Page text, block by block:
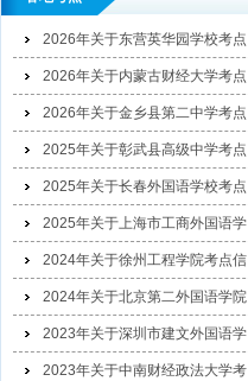
2026年关于东营英华园学校考点
2026年关于内蒙古财经大学考点
2026年关于金乡县第二中学考点
2025年关于彰武县高级中学考点
2025年关于长春外国语学校考点
2025年关于上海市工商外国语学
2024年关于徐州工程学院考点信
2024年关于北京第二外国语学院
2023年关于深圳市建文外国语学
2023年关于中南财经政法大学考